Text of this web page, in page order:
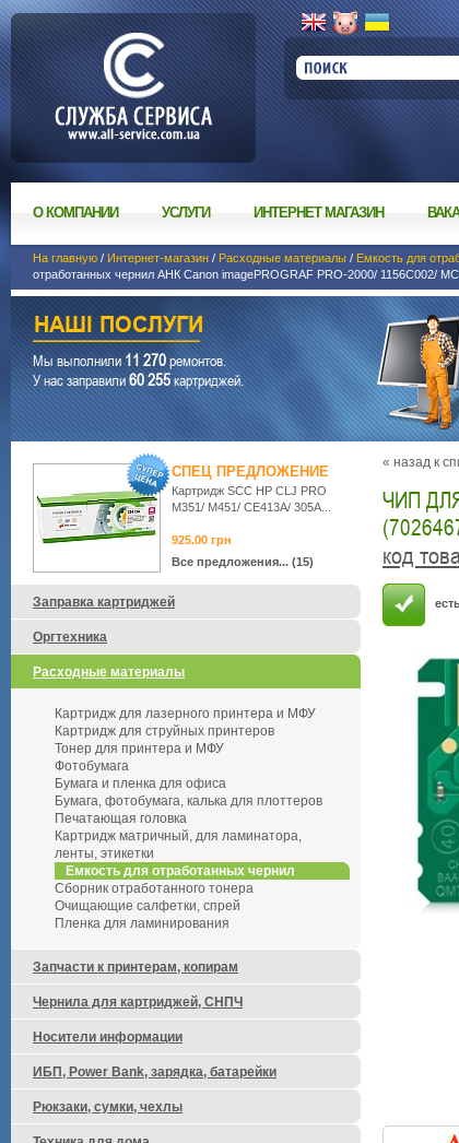
О КОМПАНИИ УСЛУГИ ИНТЕРНЕТ МАГАЗИН
На главную / Интернет-магазин / Расходные материалы / Емкость для
отработанных чернил АНК Canon imagePROGRAF PRO-2000/ 1156C002/
Мы выполнили11 270ремонтов.
У нас заправили60 255картриджей.
« назад к
ЧИП
код
СПЕЦ ПРЕДЛОЖЕНИЕ
Картридж SCC HP CLJ PRO
M351/ M451/ CE413A/ 305A...
925.00 грн
Все предложения... (15)
Заправка картриджей
Оргтехника
Расходные материалы
Картридж для лазерного принтера и МФУ
Картридж для струйных принтеров
Тонер для принтера и МФУ
Фотобумага
Бумага и пленка для офиса
Бумага, фотобумага, калька для плоттеров
Печатающая головка
Картридж матричный, для ламинатора,
ленты, этикетки
Емкость для отработанных чернил
Сборник отработанного тонера
Очищающие салфетки, спрей
Пленка для ламинирования
Запчасти к принтерам, копирам
Чернила для картриджей, СНПЧ
Носители информации
ИБП, Power Bank, зарядка, батарейки
Рюкзаки, сумки, чехлы